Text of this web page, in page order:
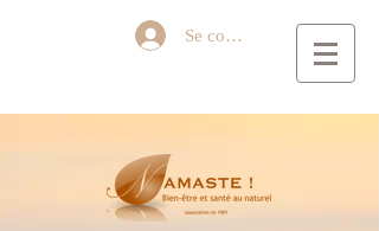
Se connecter